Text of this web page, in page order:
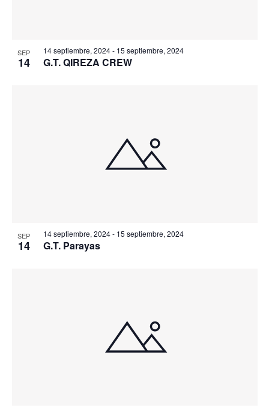
SEP
14
14 septiembre, 2024- 15 septiembre, 2024
G.T. QIREZA CREW
SEP
14
14 septiembre, 2024- 15 septiembre, 2024
G.T. Parayas